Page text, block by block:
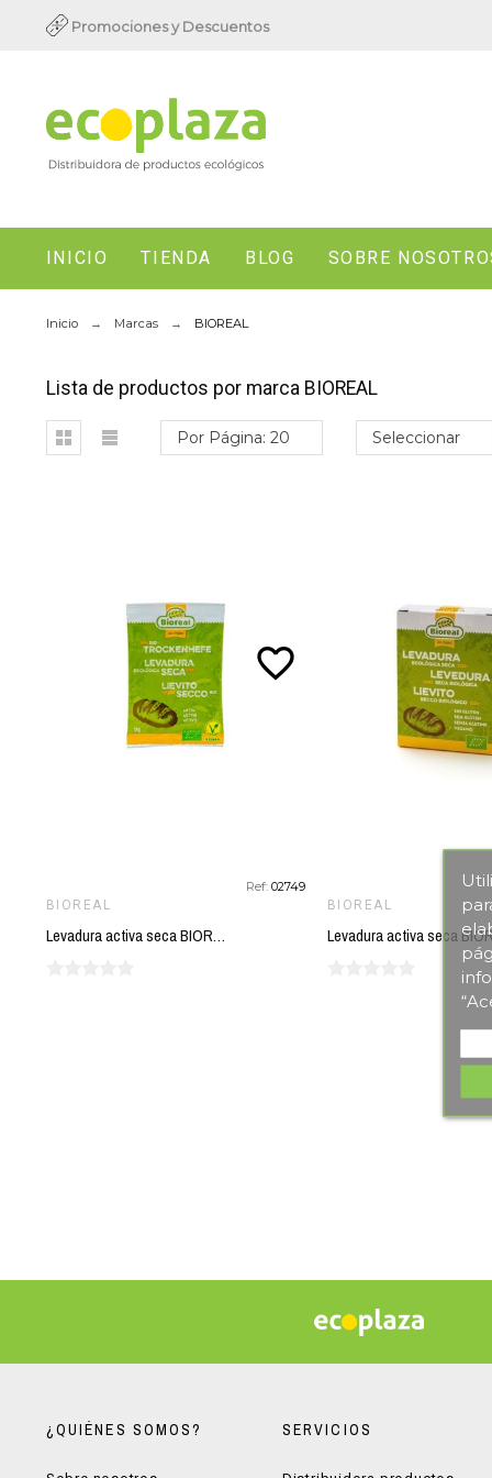
Promociones y Descuentos
INICIO TIENDA BLOG SOBRE
Inicio Marcas BIOREAL
Lista de productos por marca BIOREAL
Por Página: 20 Seleccionar
Ref: 02749
BIOREAL
Levadura activa seca BIOREAL 9 gr
favorite_border
BIOREAL
¿QUIÉNES SOMOS? SERVICIOS